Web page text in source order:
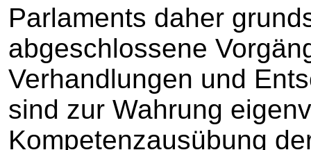
Parlaments daher
abgeschlossene
Verhandlungen und
sind zur Wahrung
Kompetenzausübung